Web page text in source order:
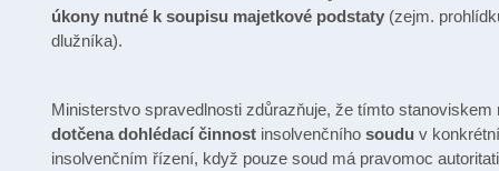
úkony nutné k soupisu majetkové podstaty (zejm.
dlužníka).
Ministerstvo spravedlnosti zdůrazňuje, že tímto stanoviskem
dotčena dohlédací činnost insolvenčního soudu v
insolvenčním řízení, když pouze soud má pravomoc